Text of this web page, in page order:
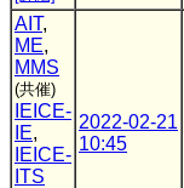
AIT,
ME,
MMS
(共催)
IEICE-
IE,
IEICE-
ITS
2022-02-21
10:45